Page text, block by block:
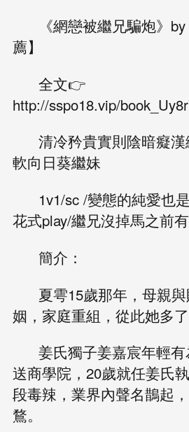
《網戀被繼兄騙炮》
薦】
全文👉
http://sspo18.vip/
清冷矜貴實則陰暗癡
軟向日葵繼妹
1v1/sc /變態的純愛也
花式play/繼兄沒掉馬之前
簡介：
夏雩15歲那年，母親
姻，家庭重組，從此她多了
姜氏獨子姜嘉宸年輕
送商學院，20歲就任姜氏
段毒辣，業界內聲名鵲起
鶩。